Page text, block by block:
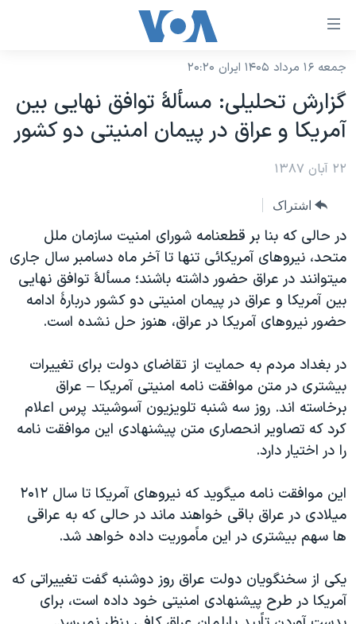
لینکهای
دسترسی
جهش
به
محتوای
اصلی
جهش
اصلی
جهش
به
جستجو
نسخه سبک وب‌سایت
موضوع ها
ایران
آمریکا
جهان
ورزشی
گزیده‌ها
ویژه برنامه‌ها
فرهنگ و زندگی
حقوق شهروندی
اقتصادی
علم و فناوری
اسرائیل در جنگ
گالری عکس
آرشیو پخش زنده
برنامه های تلویزیونی
جدول برنامه ها
صفحه‌های ویژه
جام جهانی ۲۰۲۶
عملیات خشم حماسی
مستندها
انتخابات ریاست جمهوری آمریکا ۲۰۲۴
حمله جمهوری اسلامی به اسرائیل
رمز مهسا
ورزش زنان در ایران
اعتراضات زن، زندگی، آزادی
مجموعه مستندهای دادخواهی
تریبونال مردمی آبان ۹۸
دادگاه حمید نوری
فرکانس‌های صدای آمریکا
پخش رادیویی
یادگیری زبان انگلیسی
دنبال کنید
جمعه ۱۶ مرداد ۱۴۰۵ ایران ۲۰:۲۰
گزارش تحليلی: مسألۀ توافق نهايی بين
آمريکا و عراق در پيمان امنيتی دو کشور
۲۲ آبان ۱۳۸۷
اشتراک
در حالی که بنا بر قطعنامه شورای امنيت سازمان ملل
متحد، نيروهای آمريکائی تنها تا آخر ماه دسامبر سال جاری
ميتوانند در عراق حضور داشته باشند؛ مسألۀ توافق نهايی
بين آمريکا و عراق در پيمان امنيتی دو کشور دربارۀ ادامه
حضور نيروهای آمريکا در عراق، هنوز حل نشده است.
در بغداد مردم به حمايت از تقاضای دولت برای تغييرات
بيشتری در متن موافقت نامه امنيتی آمريکا – عراق
برخاسته اند. روز سه شنبه تلويزيون آسوشيتد پرس اعلام
کرد که تصاوير انحصاری متن پيشنهادی اين موافقت نامه
را در اختيار دارد.
اين موافقت نامه ميگويد که نيروهای آمريکا تا سال ۲۰۱۲
ميلادی در عراق باقی خواهند ماند در حالی که به عراقی
ها سهم بيشتری در اين ماًموريت داده خواهد شد.
يکی از سخنگويان دولت عراق روز دوشنبه گفت تغييراتی که
آمريکا در طرح پيشنهادی امنيتی خود داده است، برای